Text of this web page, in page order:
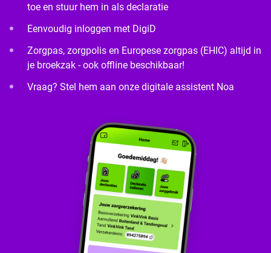
toe en stuur hem in als declaratie
Eenvoudig inloggen met DigiD
Zorgpas, zorgpolis en Europese zorgpas (EHIC) altijd in
je broekzak - ook offline beschikbaar!
Vraag? Stel hem aan onze digitale assistent Noa